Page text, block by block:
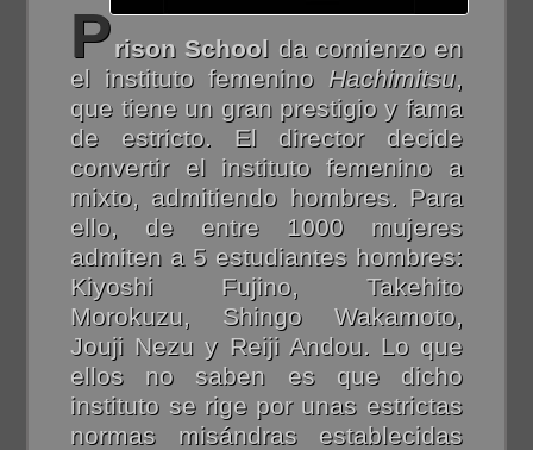
Prison School da comienzo en
el instituto femenino Hachimitsu,
que tiene un gran prestigio y fama
de estricto. El director decide
convertir el instituto femenino a
mixto, admitiendo hombres. Para
ello, de entre 1000 mujeres
admiten a 5 estudiantes hombres:
Kiyoshi Fujino, Takehito
Morokuzu, Shingo Wakamoto,
Jouji Nezu y Reiji Andou. Lo que
ellos no saben es que dicho
instituto se rige por unas estrictas
normas misándras establecidas